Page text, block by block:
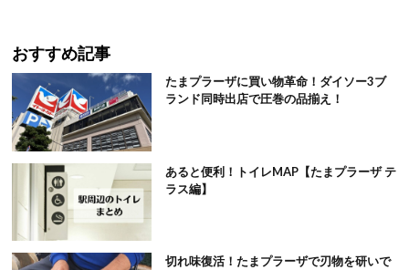
おすすめ記事
たまプラーザに買い物革命！ダイソー3ブ
ランド同時出店で圧巻の品揃え！
あると便利！トイレMAP【たまプラーザ テ
ラス編】
切れ味復活！たまプラーザで刃物を研いで